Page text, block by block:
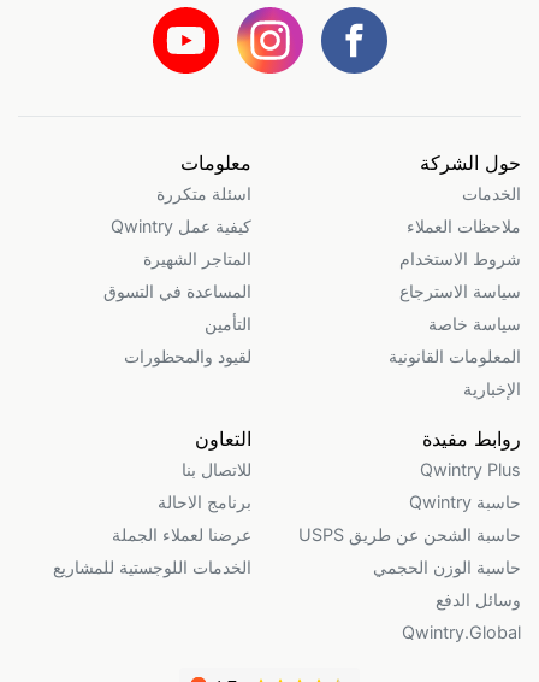
حول الشركة
الخدمات
ملاحظات العملاء
شروط الاستخدام
سياسة الاسترجاع
سياسة خاصة
المعلومات القانونية
الإخبارية
معلومات
اسئلة متكررة
كيفية عمل Qwintry
المتاجر الشهيرة
المساعدة في التسوق
التأمين
لقيود والمحظورات
روابط مفيدة
Qwintry Plus
حاسبة Qwintry
حاسبة الشحن عن طريق USPS
حاسبة الوزن الحجمي
وسائل الدفع
Qwintry.Global
التعاون
للاتصال بنا
برنامج الاحالة
عرضنا لعملاء الجملة
الخدمات اللوجستية للمشاريع